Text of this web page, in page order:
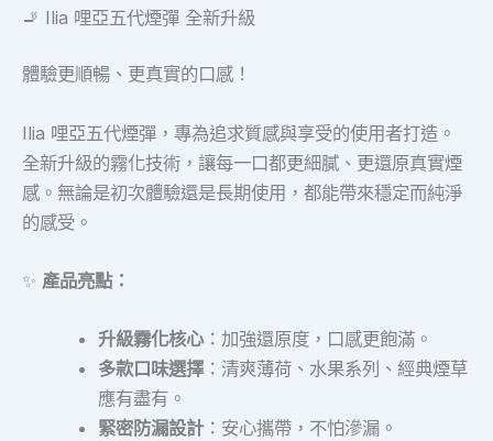
🚬 Ilia 哩亞五代煙彈 全新升級
體驗更順暢、更真實的口感！
Ilia 哩亞五代煙彈，專為追求質感與享受的使用者打造。
全新升級的霧化技術，讓每一口都更細膩、更還原真實煙
感。無論是初次體驗還是長期使用，都能帶來穩定而純淨
的感受。
✨ 產品亮點：
升級霧化核心：加強還原度，口感更飽滿。
多款口味選擇：清爽薄荷、水果系列、經典煙草
應有盡有。
緊密防漏設計：安心攜帶，不怕滲漏。